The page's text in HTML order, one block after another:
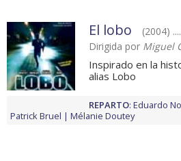
El lobo
(2004)
Dirigida por Miguel
Inspirado en la
alias Lobo
REPARTO: Eduardo
Patrick Bruel
Mélanie Doutey